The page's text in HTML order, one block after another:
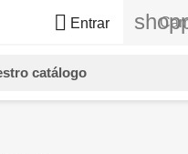
 Entrar